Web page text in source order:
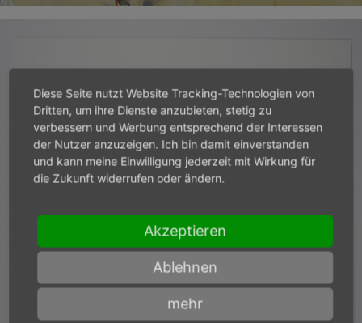
Diese Seite nutzt Website Tracking-Technologien von
Dritten, um ihre Dienste anzubieten, stetig zu
verbessern und Werbung entsprechend der Interessen
der Nutzer anzuzeigen. Ich bin damit einverstanden
und kann meine Einwilligung jederzeit mit Wirkung für
die Zukunft widerrufen oder ändern.
Akzeptieren
Ablehnen
mehr